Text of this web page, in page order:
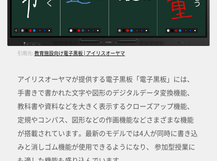
引用元: 教育施設向け電子黒板 | アイリスオーヤマ
アイリスオーヤマが提供する電子黒板「電子黒板」には、
手書きで書かれた文字や図形のデジタルデータ変換機能、
教科書や資料などを大きく表示するクローズアップ機能、
定規やコンパス、図形などの作画機能などさまざまな機能
が搭載されています。最新のモデルでは4人が同時に書き込
みと消しゴム機能が使用できるようになり、 参加型授業に